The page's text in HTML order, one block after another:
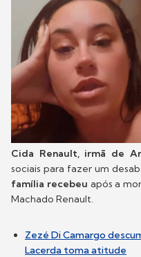
Cida Renault, irmã de
sociais para fazer um
família recebeu após a
Machado Renault.
Zezé Di Camargo
Lacerda toma atitude